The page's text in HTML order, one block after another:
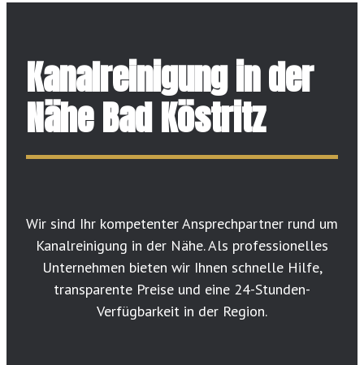
Kanalreinigung in der
Nähe Bad Köstritz
Wir sind Ihr kompetenter Ansprechpartner rund um
Kanalreinigung in der Nähe. Als professionelles
Unternehmen bieten wir Ihnen schnelle Hilfe,
transparente Preise und eine 24-Stunden-
Verfügbarkeit in der Region.